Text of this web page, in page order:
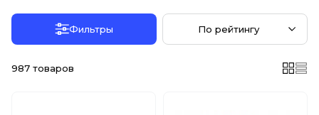
Фильтры По рейтингу
987 товаров